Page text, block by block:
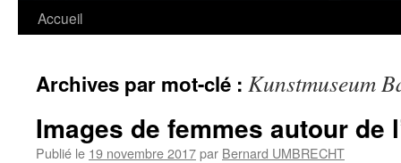
Accueil
Archives par mot-clé : Kunstmuseum
Images de femmes autour de
Publié le 19 novembre 2017par Bernard UMBRECHT